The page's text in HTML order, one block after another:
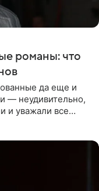
романы: что
да еще и
— неудивительно,
и уважали все